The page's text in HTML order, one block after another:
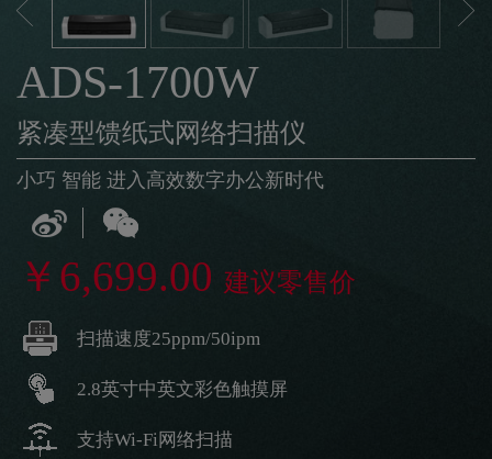
ADS-1700W
紧凑型馈纸式网络扫描仪
小巧 智能 进入高效数字办公新时代
￥6,699.00 建议零售价
扫描速度25ppm/50ipm
2.8英寸中英文彩色触摸屏
支持Wi-Fi网络扫描